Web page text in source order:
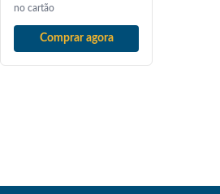
no cartão
Comprar agora